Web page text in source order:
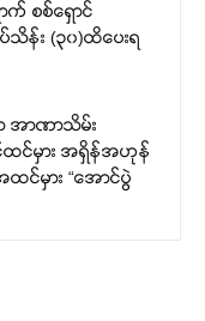
က် စစ်ရှောင်
သိန်း (၃၀)ထိပေးရ
အာဏာသိမ်း
င်မှား အရှိန်အဟုန်
မှား “အောင်ပွဲ